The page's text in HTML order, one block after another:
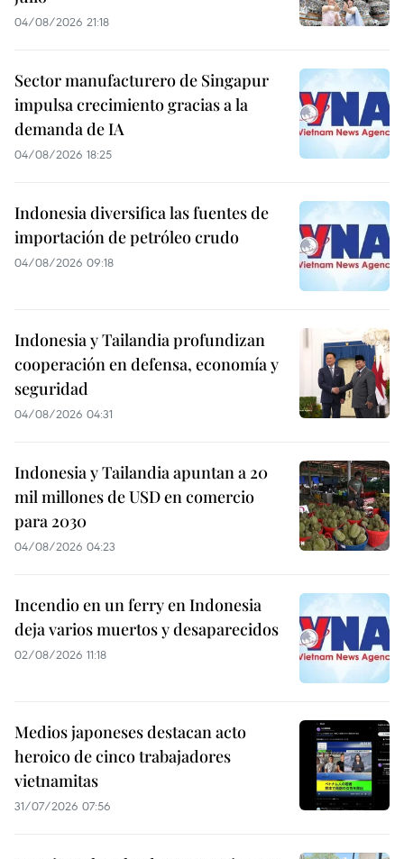
El presidente de Vietnam, Tran Dai Quang, realizará del
asistirá a la 24 Cumbre del Foro de Cooperación
Económica Asia- Pacífico (APEC) que se celebrará del 17
al 19 de noviembre en Lima, Perú.
VER MÁS
Tailandia recibe 18,5 millones de
turistas extranjeros entre enero y
julio
Sector manufacturero de Singapur
impulsa crecimiento gracias a la
demanda de IA
04/08/2026 18:25
Indonesia diversifica las fuentes de
importación de petróleo crudo
04/08/2026 09:18
Indonesia y Tailandia profundizan
cooperación en defensa, economía y
seguridad
Indonesia y Tailandia apuntan a 20
mil millones de USD en comercio
para 2030
04/08/2026 04:23